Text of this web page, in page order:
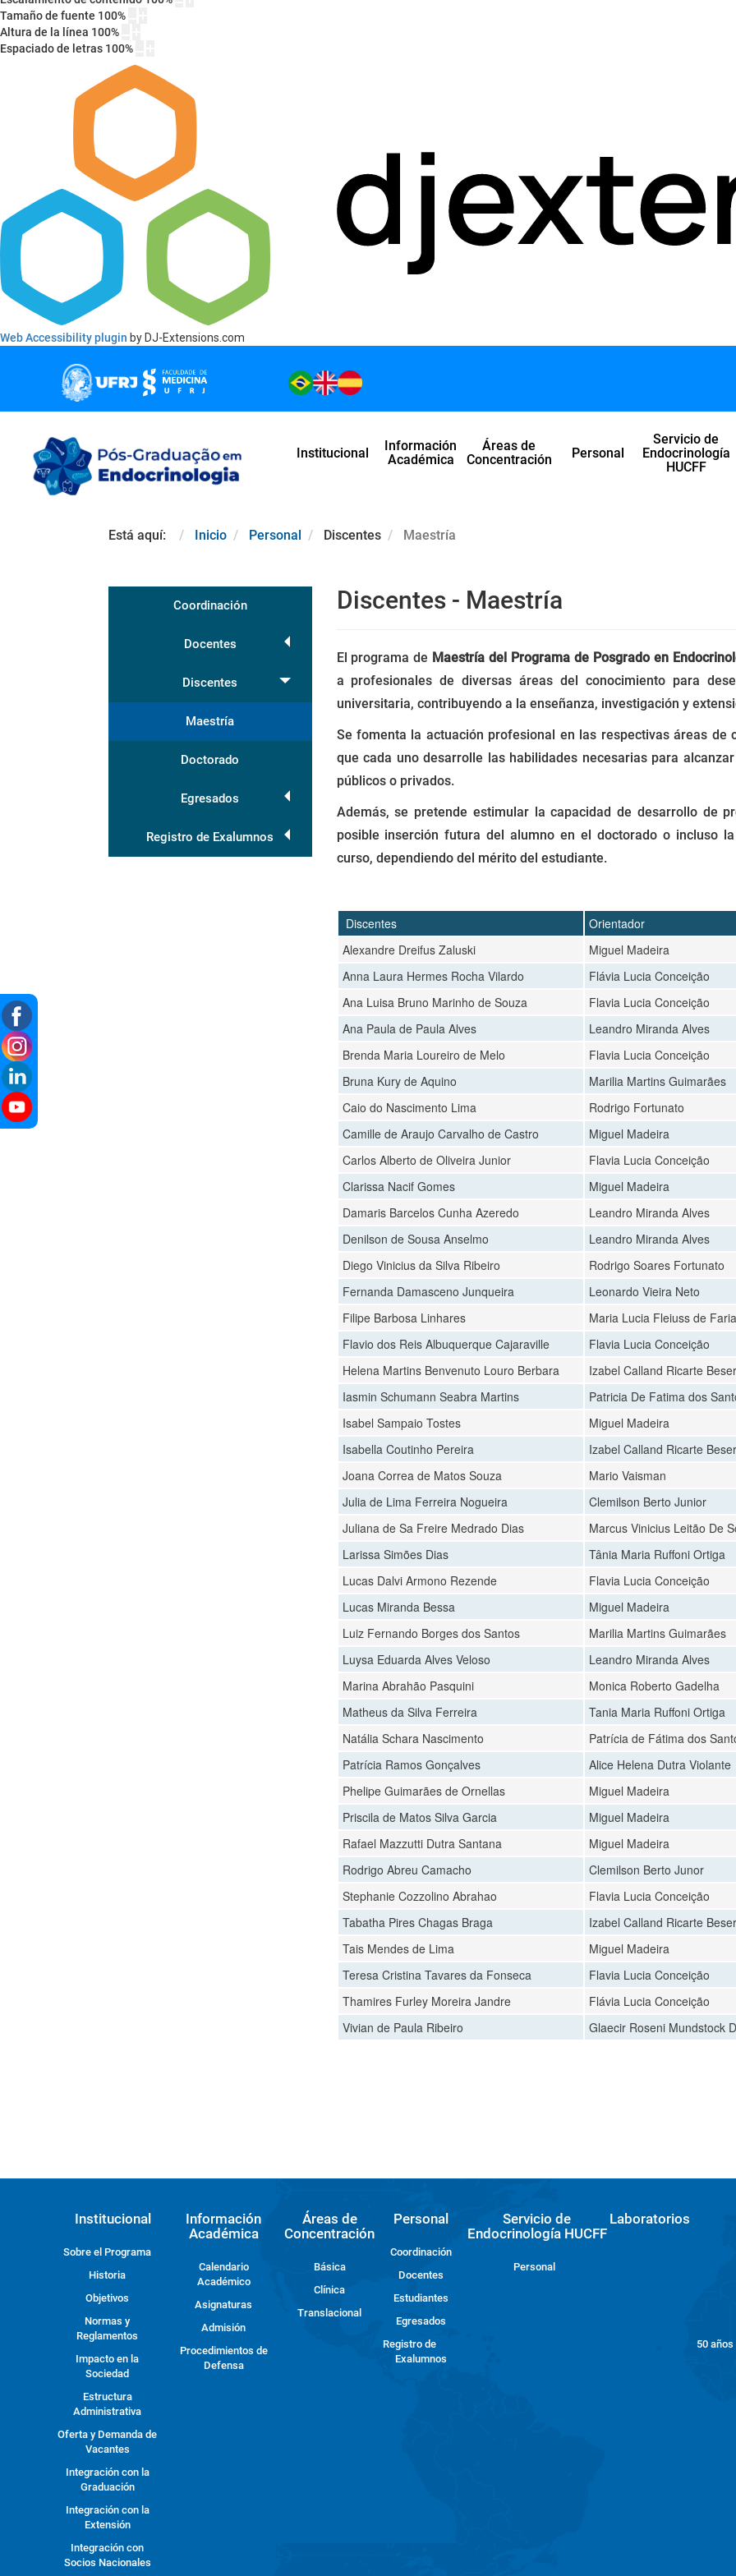
Tamaño de fuente 100%
Altura de la línea 100%
Espaciado de letras 100%
Web Accessibility plugin by DJ-Extensions.com
Institucional
Información
Académica
Áreas de
Concentración
Personal
Servicio de
Endocrinología
HUCFF
Está aquí: Inicio Personal Discentes Maestría
Coordinación
Docentes
Discentes
Maestría
Doctorado
Egresados
Registro de Exalumnos
Discentes - Maestría
El programa de Maestría del Programa de Posgrado en
a profesionales de diversas áreas del conocimiento para
universitaria, contribuyendo a la enseñanza, investigación y
Se fomenta la actuación profesional en las respectivas áreas de
que cada uno desarrolle las habilidades necesarias para
públicos o privados.
Además, se pretende estimular la capacidad de desarrollo de
posible inserción futura del alumno en el doctorado o incluso
curso, dependiendo del mérito del estudiante.
Discentes
Orientador
Alexandre Dreifus Zaluski
Miguel Madeira
Anna Laura Hermes Rocha Vilardo
Flávia Lucia Conceição
Ana Luisa Bruno Marinho de Souza
Flavia Lucia Conceição
Ana Paula de Paula Alves
Leandro Miranda Alves
Brenda Maria Loureiro de Melo
Flavia Lucia Conceição
Bruna Kury de Aquino
Marilia Martins Guimarães
Caio do Nascimento Lima
Rodrigo Fortunato
Camille de Araujo Carvalho de Castro
Miguel Madeira
Carlos Alberto de Oliveira Junior
Flavia Lucia Conceição
Clarissa Nacif Gomes
Miguel Madeira
Damaris Barcelos Cunha Azeredo
Leandro Miranda Alves
Denilson de Sousa Anselmo
Leandro Miranda Alves
Diego Vinicius da Silva Ribeiro
Rodrigo Soares Fortunato
Fernanda Damasceno Junqueira
Leonardo Vieira Neto
Filipe Barbosa Linhares
Maria Lucia Fleiuss de
Flavio dos Reis Albuquerque Cajaraville
Flavia Lucia Conceição
Helena Martins Benvenuto Louro Berbara
Izabel Calland Ricarte
Iasmin Schumann Seabra Martins
Patricia De Fatima dos
Isabel Sampaio Tostes
Miguel Madeira
Isabella Coutinho Pereira
Izabel Calland Ricarte
Joana Correa de Matos Souza
Mario Vaisman
Julia de Lima Ferreira Nogueira
Clemilson Berto Junior
Juliana de Sa Freire Medrado Dias
Marcus Vinicius Leitão De
Larissa Simões Dias
Tânia Maria Ruffoni Ortiga
Lucas Dalvi Armono Rezende
Flavia Lucia Conceição
Lucas Miranda Bessa
Miguel Madeira
Luiz Fernando Borges dos Santos
Marilia Martins Guimarães
Luysa Eduarda Alves Veloso
Leandro Miranda Alves
Marina Abrahão Pasquini
Monica Roberto Gadelha
Matheus da Silva Ferreira
Tania Maria Ruffoni Ortiga
Natália Schara Nascimento
Patrícia de Fátima dos
Patrícia Ramos Gonçalves
Alice Helena Dutra Violante
Phelipe Guimarães de Ornellas
Miguel Madeira
Priscila de Matos Silva Garcia
Miguel Madeira
Rafael Mazzutti Dutra Santana
Miguel Madeira
Rodrigo Abreu Camacho
Clemilson Berto Junor
Stephanie Cozzolino Abrahao
Flavia Lucia Conceição
Tabatha Pires Chagas Braga
Izabel Calland Ricarte
Tais Mendes de Lima
Miguel Madeira
Teresa Cristina Tavares da Fonseca
Flavia Lucia Conceição
Thamires Furley Moreira Jandre
Flávia Lucia Conceição
Vivian de Paula Ribeiro
Glaecir Roseni Mundstock
Institucional
Sobre el Programa
Historia
Objetivos
Normas y
Reglamentos
Impacto en la
Sociedad
Estructura
Administrativa
Oferta y Demanda de
Vacantes
Integración con la
Graduación
Integración con la
Extensión
Integración con
Socios Nacionales
Información
Académica
Calendario
Académico
Asignaturas
Admisión
Procedimientos de
Defensa
Áreas de
Concentración
Básica
Clínica
Translacional
Personal
Coordinación
Docentes
Estudiantes
Egresados
Registro de
Exalumnos
Servicio de
Endocrinología HUCFF
Personal
Laboratorios
50